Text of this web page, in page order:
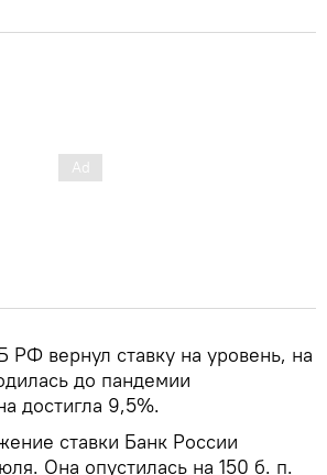
РФ вернул ставку на уровень, на
до пандемии
достигла 9,5%.
ставки Банк России
Она опустилась на 150 б. п.